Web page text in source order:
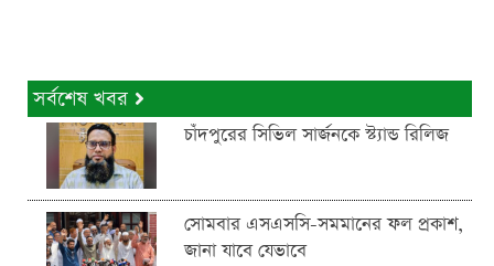
সর্বশেষ খবর
চাঁদপুরের সিভিল সার্জনকে স্ট্যান্ড রিলিজ
সোমবার এসএসসি-সমমানের ফল প্রকাশ,
জানা যাবে যেভাবে